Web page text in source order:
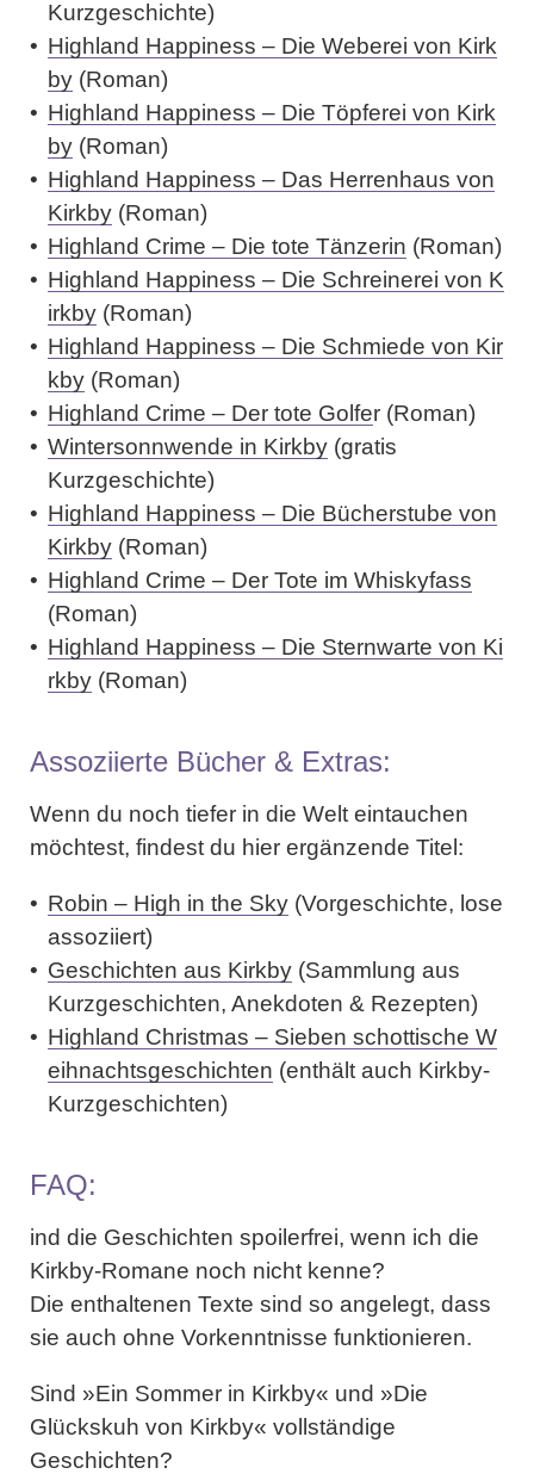
Kurzgeschichte)
Highland Happiness – Die Weberei von Kirk
by (Roman)
Highland Happiness – Die Töpferei von Kirk
by (Roman)
Highland Happiness – Das Herrenhaus von
Kirkby (Roman)
Highland Crime – Die tote Tänzerin (Roman)
Highland Happiness – Die Schreinerei von K
irkby (Roman)
Highland Happiness – Die Schmiede von Kir
kby (Roman)
Highland Crime – Der tote Golfer (Roman)
Wintersonnwende in Kirkby (gratis
Kurzgeschichte)
Highland Happiness – Die Bücherstube von
Kirkby (Roman)
Highland Crime – Der Tote im Whiskyfass
(Roman)
Highland Happiness – Die Sternwarte von Ki
rkby (Roman)
Assoziierte Bücher & Extras:
Wenn du noch tiefer in die Welt eintauchen
möchtest, findest du hier ergänzende Titel:
Robin – High in the Sky (Vorgeschichte, lose
assoziiert)
Geschichten aus Kirkby (Sammlung aus
Kurzgeschichten, Anekdoten & Rezepten)
Highland Christmas – Sieben schottische W
eihnachtsgeschichten (enthält auch Kirkby-
Kurzgeschichten)
FAQ:
ind die Geschichten spoilerfrei, wenn ich die
Kirkby-Romane noch nicht kenne?
Die enthaltenen Texte sind so angelegt, dass
sie auch ohne Vorkenntnisse funktionieren.
Sind »Ein Sommer in Kirkby« und »Die
Glückskuh von Kirkby« vollständige
Geschichten?